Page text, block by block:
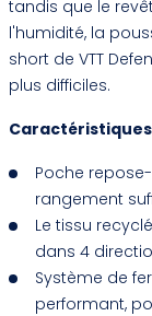
tandis que le
l'humidité, la
short de VTT
plus difficiles.
Caractéristiques
Poche
rangement
Le tissu
dans 4
Système de
performant,